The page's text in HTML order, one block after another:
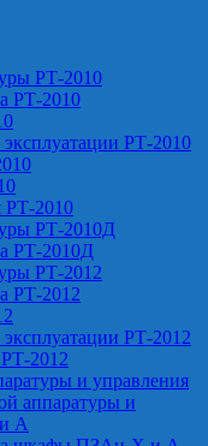
РТ-2010
РТ-2010
эксплуатации РТ-2010
РТ-2010
РТ-2010Д
РТ-2010Д
РТ-2012
РТ-2012
РТ-2012
2012
и управления
аппаратуры и
А